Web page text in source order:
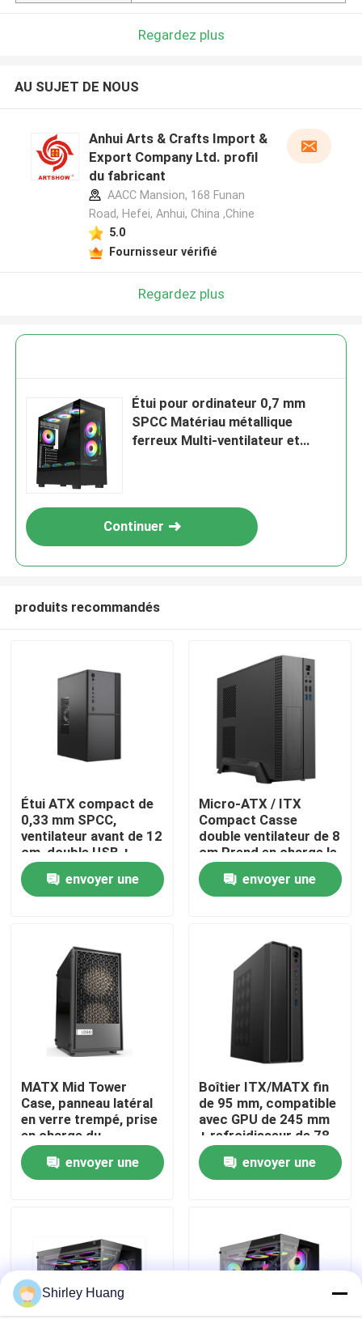
À la maison
À propos de nous
Visite de l'usine
Nous contacter
Nouvelles
Demandez un devis
Regardez plus
AU SUJET DE NOUS
Anhui Arts & Crafts Import &
Export Company Ltd. profil
du fabricant
AACC Mansion, 168 Funan
Road, Hefei, Anhui, China ,Chine
5.0
Fournisseur vérifié
Regardez plus
Étui pour ordinateur 0,7 mm
SPCC Matériau métallique
ferreux Multi-ventilateur et
Continuer
produits recommandés
Étui ATX compact de
0,33 mm SPCC,
ventilateur avant de 12
cm, double USB +
audio, support M-ATX,
260 * 160 * 350 mm
envoyer une
Micro-ATX / ITX
Compact Casse
double ventilateur de 8
cm Prend en charge le
GPU de 245 mm
envoyer une
MATX Mid Tower
Case, panneau latéral
en verre trempé, prise
en charge du
processeur graphique
AIO de 240 mm et de
300 mm
envoyer une
Boîtier ITX/MATX fin
de 95 mm, compatible
avec GPU de 245 mm
+ refroidisseur de 78
mm, prise en charge
de 4 ventilateurs
envoyer une
Shirley Huang